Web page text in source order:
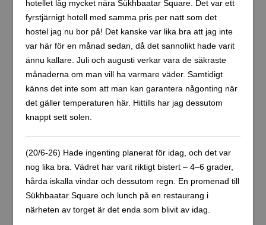
hotellet låg mycket nära Sükhbaatar Square. Det var ett
fyrstjärnigt hotell med samma pris per natt som det
hostel jag nu bor på! Det kanske var lika bra att jag inte
var här för en månad sedan, då det sannolikt hade varit
ännu kallare. Juli och augusti verkar vara de säkraste
månaderna om man vill ha varmare väder. Samtidigt
känns det inte som att man kan garantera någonting när
det gäller temperaturen här. Hittills har jag dessutom
knappt sett solen.
(20/6-26) Hade ingenting planerat för idag, och det var
nog lika bra. Vädret har varit riktigt bistert – 4–6 grader,
hårda iskalla vindar och dessutom regn. En promenad till
Sükhbaatar Square och lunch på en restaurang i
närheten av torget är det enda som blivit av idag.